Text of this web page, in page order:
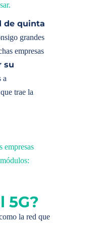
de quinta
grandes
empresas
su
a
trae la
empresas
5G?
la red que